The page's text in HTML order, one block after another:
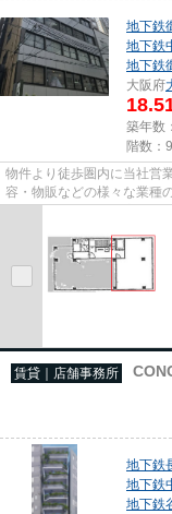
地下鉄
地下鉄
地下鉄
大阪府
築年数
階数：
物件より徒歩圏内に当社営
容・物販などの様々な業種
尚、弊社ではおとり広告は
賃貸｜店舗事務所
地下鉄
地下鉄
地下鉄